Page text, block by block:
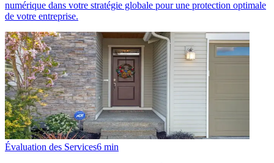
numérique dans votre stratégie globale pour une protection optimale
de votre entreprise.
Évaluation des Services6 min